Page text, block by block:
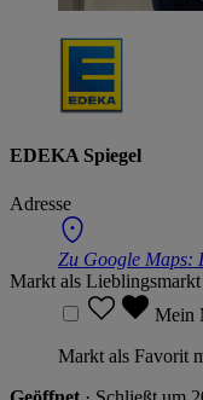
EDEKA Spiegel
Adresse
Zu Google Maps:
Markt als Lieblingsmarkt
Mein
Markt als Favorit